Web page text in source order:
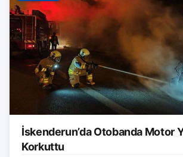
İskenderun’da Otobanda Motor
Korkuttu